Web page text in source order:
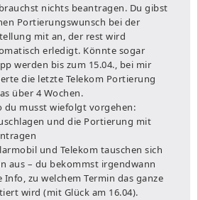
nichts beantragen. Du gibst
Portierungswunsch bei der
mit an, der rest wird
erledigt. Könnte sogar
werden bis zum 15.04., bei mir
die letzte Telekom Portierung
über 4 Wochen.
du musst wiefolgt vorgehen:
und die Portierung mit
und Telekom tauschen sich
aus – du bekommst irgendwann
Info, zu welchem Termin das ganze
wird (mit Glück am 16.04).